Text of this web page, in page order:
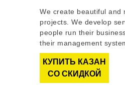
We create beautiful and
projects. We develop
people run their
their management
КУПИТЬ КАЗАН
СО СКИДКОЙ